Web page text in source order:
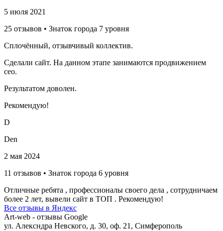
5 июля 2021
25 отзывов • Знаток города 7 уровня
Сплочённый, отзывчивый коллектив.
Сделали сайт. На данном этапе занимаются продвижением
сео.
Результатом доволен.
Рекомендую!
D
Den
2 мая 2024
11 отзывов • Знаток города 6 уровня
Отличные ребята , профессионалы своего дела , сотрудничаем
более 2 лет, вывели сайт в ТОП . Рекомендую!
Все отзывы в Яндекс
Art-web - отзывы Google
ул. Алексндра Невского, д. 30, оф. 21, Симферополь